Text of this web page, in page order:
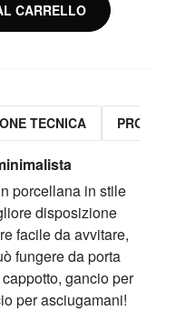
CARRELLO
TECNICA
porcellana in stile
disposizione
facile da avvitare,
fungere da porta
gancio per
per asciugamani!